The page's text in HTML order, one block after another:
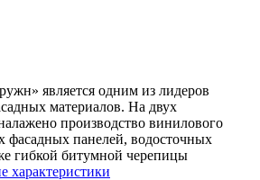
является одним из лидеров
материалов. На двух
производство винилового
фасадных панелей, водосточных
гибкой битумной черепицы
характеристики